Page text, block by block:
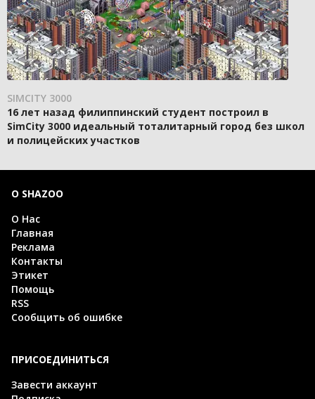
SIMCITY 3000
16 лет назад филиппинский студент построил в
SimCity 3000 идеальный тоталитарный город без школ
и полицейских участков
О SHAZOO
О Нас
Главная
Реклама
Контакты
Этикет
Помощь
RSS
Сообщить об ошибке
ПРИСОЕДИНИТЬСЯ
Завести аккаунт